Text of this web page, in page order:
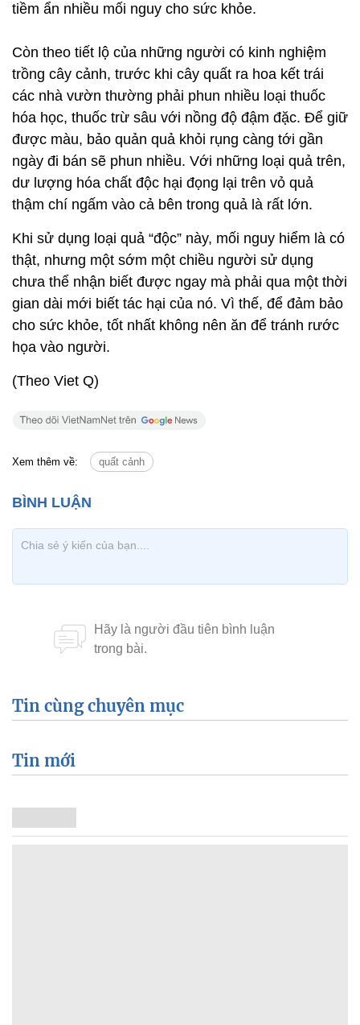
tiềm ẩn nhiều mối nguy cho sức khỏe.
Còn theo tiết lộ của những người có kinh nghiệm
trồng cây cảnh, trước khi cây quất ra hoa kết trái
các nhà vườn thường phải phun nhiều loại thuốc
hóa học, thuốc trừ sâu với nồng độ đậm đặc. Để giữ
được màu, bảo quản quả khỏi rụng càng tới gần
ngày đi bán sẽ phun nhiều. Với những loại quả trên,
dư lượng hóa chất độc hại đọng lại trên vỏ quả
thậm chí ngấm vào cả bên trong quả là rất lớn.
Khi sử dụng loại quả “độc” này, mối nguy hiểm là có
thật, nhưng một sớm một chiều người sử dụng
chưa thể nhận biết được ngay mà phải qua một thời
gian dài mới biết tác hại của nó. Vì thế, để đảm bảo
cho sức khỏe, tốt nhất không nên ăn để tránh rước
họa vào người.
(Theo Viet Q)
Xem thêm về: quất cảnh
Tin cùng chuyên mục
Tin mới